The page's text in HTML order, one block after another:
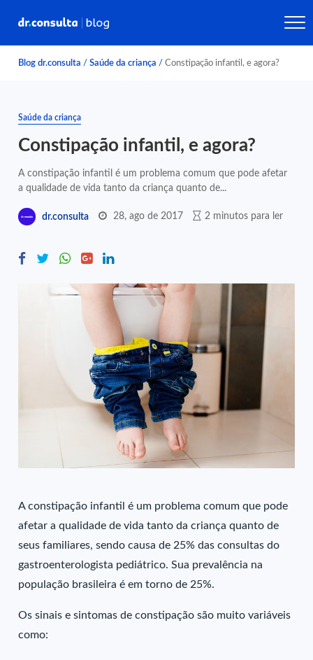
Blog dr.consulta / Saúde da criança / Constipação infantil, e agora?
Saúde da criança
Constipação infantil, e agora?
A constipação infantil é um problema comum que pode afetar
a qualidade de vida tanto da criança quanto de...
dr.consulta 28, ago de 2017 2 minutos para ler
A constipação infantil é um problema comum que pode
afetar a qualidade de vida tanto da criança quanto de
seus familiares, sendo causa de 25% das consultas do
gastroenterologista pediátrico. Sua prevalência na
população brasileira é em torno de 25%.
Os sinais e sintomas de constipação são muito variáveis
como: